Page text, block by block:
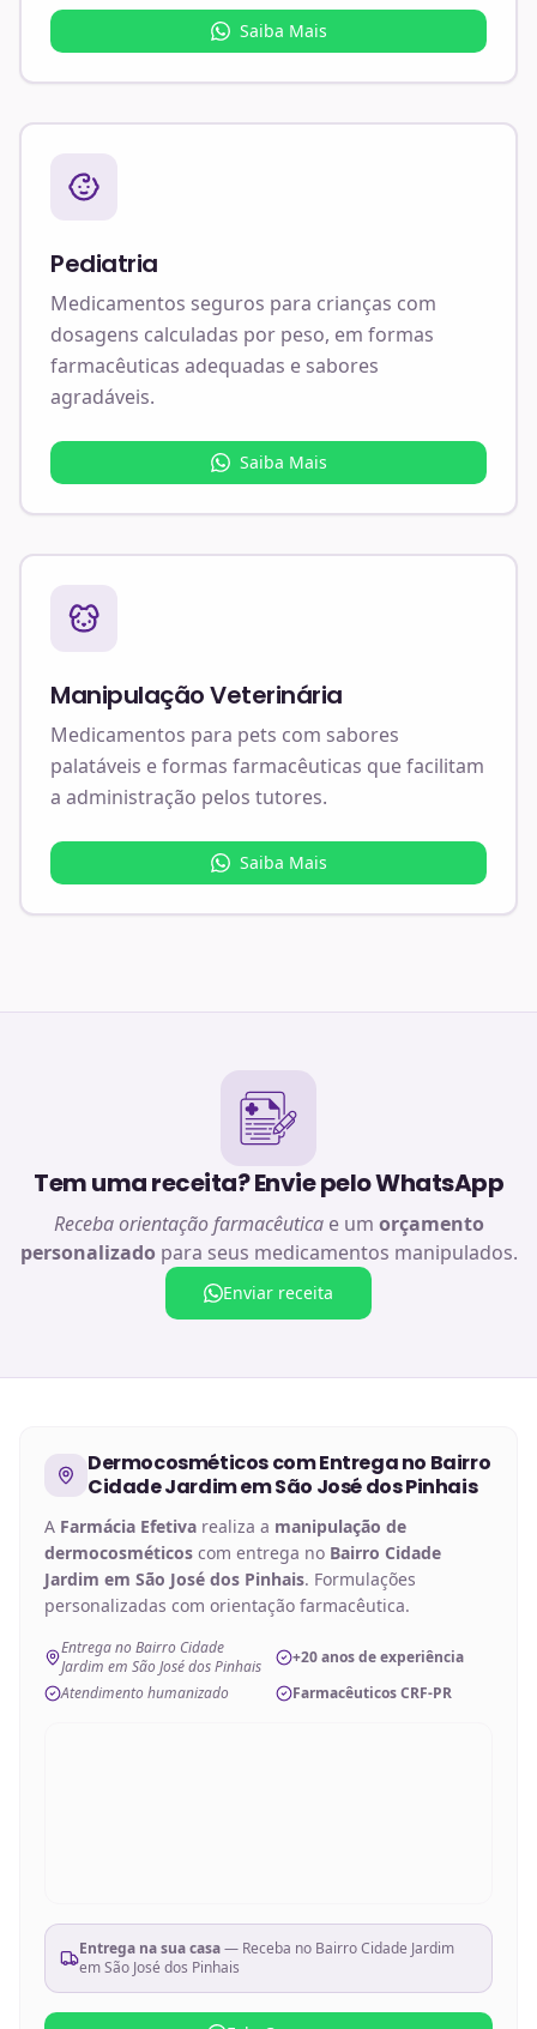
Saiba Mais
Pediatria
Medicamentos seguros para crianças com
dosagens calculadas por peso, em formas
farmacêuticas adequadas e sabores
agradáveis.
Saiba Mais
Manipulação Veterinária
Medicamentos para pets com sabores
palatáveis e formas farmacêuticas que facilitam
a administração pelos tutores.
Saiba Mais
Tem uma receita? Envie pelo WhatsApp
Receba orientação farmacêuticae um orçamento
personalizado para seus medicamentos manipulados.
Enviar receita
Dermocosméticoscom Entrega no Bairro
Cidade Jardim em São José dos Pinhais
A Farmácia Efetiva realiza a manipulação de
dermocosméticos com entrega no Bairro Cidade
Jardim em São José dos Pinhais. Formulações
personalizadas com orientação farmacêutica.
Entrega no Bairro Cidade
Jardim em São José dos Pinhais
+20 anos de experiência
Atendimento humanizado
Farmacêuticos CRF-PR
Entrega na sua casa— Receba no Bairro Cidade Jardim
em São José dos Pinhais